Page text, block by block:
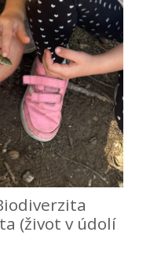
(život v údolí